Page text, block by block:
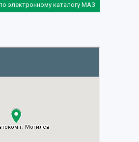
электронному каталогу МАЗ